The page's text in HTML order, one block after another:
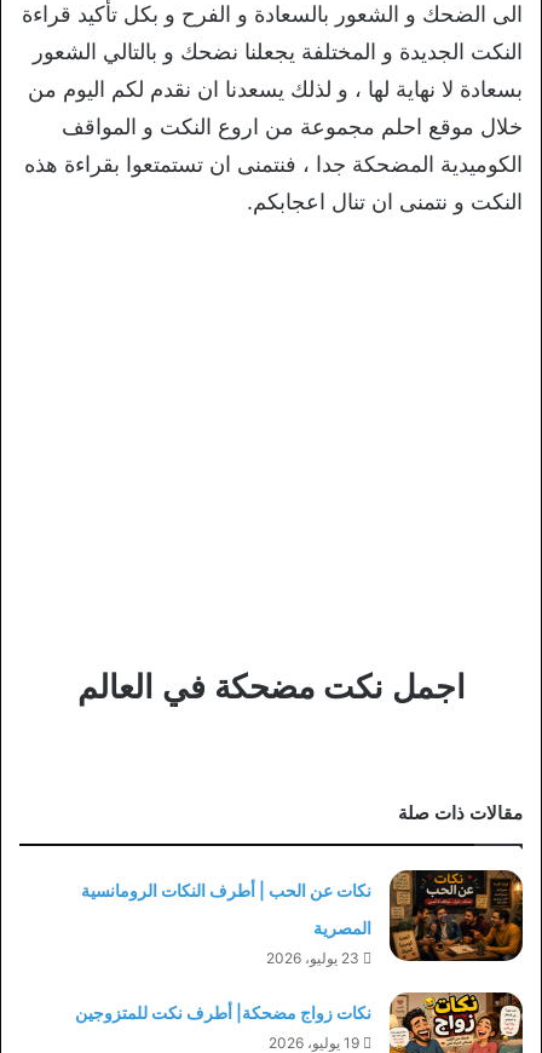
الى الضحك و الشعور بالسعادة و الفرح و بكل تأكيد قراءة
النكت الجديدة و المختلفة يجعلنا نضحك و بالتالي الشعور
بسعادة لا نهاية لها ، و لذلك يسعدنا ان نقدم لكم اليوم من
خلال موقع احلم مجموعة من اروع النكت و المواقف
الكوميدية المضحكة جدا ، فنتمنى ان تستمتعوا بقراءة هذه
النكت و نتمنى ان تنال اعجابكم.
اجمل نكت مضحكة في العالم
مقالات ذات صلة
نكات عن الحب | أطرف النكات الرومانسية
المصرية
23 يوليو، 2026
نكات زواج مضحكة| أطرف نكت للمتزوجين
19 يوليو، 2026